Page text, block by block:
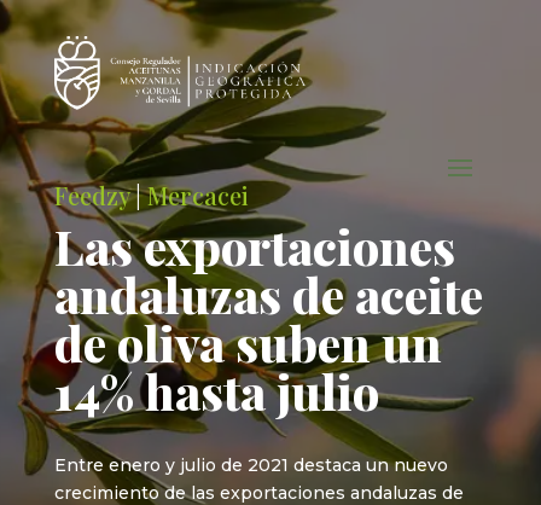
Feedzy|Mercacei
Las exportaciones
andaluzas de aceite
de oliva suben un
14% hasta julio
Entre enero y julio de 2021 destaca un nuevo
crecimiento de las exportaciones andaluzas de